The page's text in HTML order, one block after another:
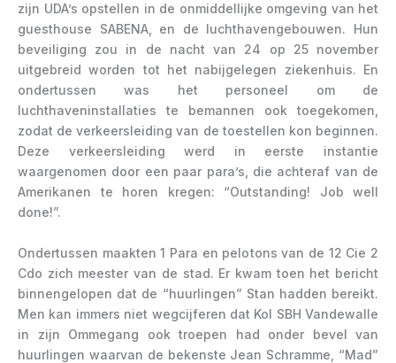
zijn UDA’s opstellen in de onmiddellijke omgeving van het
guesthouse SABENA, en de luchthavengebouwen. Hun
beveiliging zou in de nacht van 24 op 25 november
uitgebreid worden tot het nabijgelegen ziekenhuis. En
ondertussen was het personeel om de
luchthaveninstallaties te bemannen ook toegekomen,
zodat de verkeersleiding van de toestellen kon beginnen.
Deze verkeersleiding werd in eerste instantie
waargenomen door een paar para’s, die achteraf van de
Amerikanen te horen kregen: “Outstanding! Job well
done!”.
Ondertussen maakten 1 Para en pelotons van de 12 Cie 2
Cdo zich meester van de stad. Er kwam toen het bericht
binnengelopen dat de “huurlingen” Stan hadden bereikt.
Men kan immers niet wegcijferen dat Kol SBH Vandewalle
in zijn Ommegang ook troepen had onder bevel van
huurlingen waarvan de bekenste Jean Schramme, “Mad”